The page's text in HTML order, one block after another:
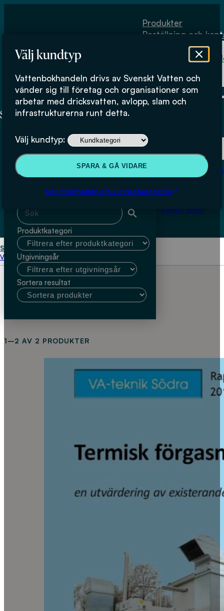
Välj kundtyp
Vattenbokhandeln drivs av Svenskt Vatten och
vänder sig till företag och organisationer som
arbetar med dricksvatten, avlopp, slam och
infrastrukturerna runt detta.
Välj kundtyp:
SPARA & GÅ VIDARE
Mer information om kundkategorierna
Produkter
Beställning och
Fysiskt lager
Beställning och kontakt
Om
Köpvillkor
Fysiskt lager
Start Thomas Koch (TK Energy ApS)
Välj kundtyp
Thomas Koch (TK Energy ApS)
Sök & filtrera
Sök med fritext
Produktkategori
Utgivningsår
Sortera resultat
1–2 AV 2 PRODUKTER